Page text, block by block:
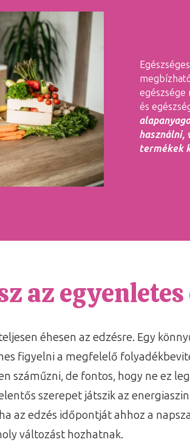
egészsége
és
használni,
termékek
az
éhesen az edzésre. Egy
figyelni a megfelelő
száműzni, de fontos, hogy ne ez
szerepet játszik az
az edzés időpontját ahhoz a
változást hozhatnak.